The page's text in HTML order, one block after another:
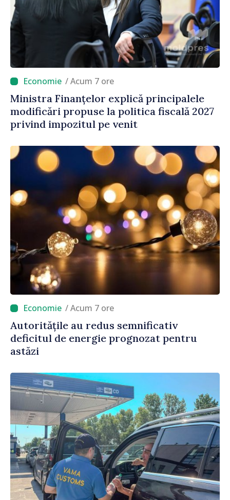
/ Acum 7 ore
Ministra Finanțelor explică principalele
modificări propuse la politica fiscală 2027
privind impozitul pe venit
/ Acum 7 ore
Autoritățile au redus semnificativ
deficitul de energie prognozat pentru
astăzi